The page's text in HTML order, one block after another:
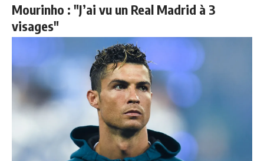
Mourinho : "J’ai vu un Real Madrid à 3
visages"